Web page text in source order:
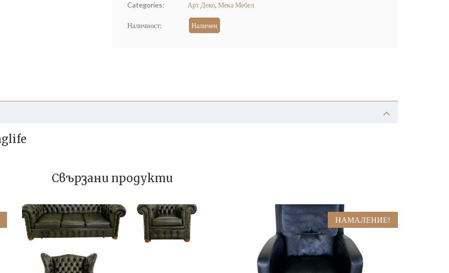
Categories: Арт Деко, Мека Мебел
Наличност: Наличен
Свързани продукти
НАМАЛЕНИЕ!